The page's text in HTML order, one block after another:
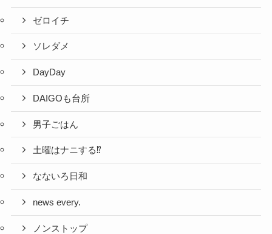
ゼロイチ
ソレダメ
DayDay
DAIGOも台所
男子ごはん
土曜はナニする⁉
なないろ日和
news every.
ノンストップ